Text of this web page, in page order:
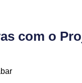
com o